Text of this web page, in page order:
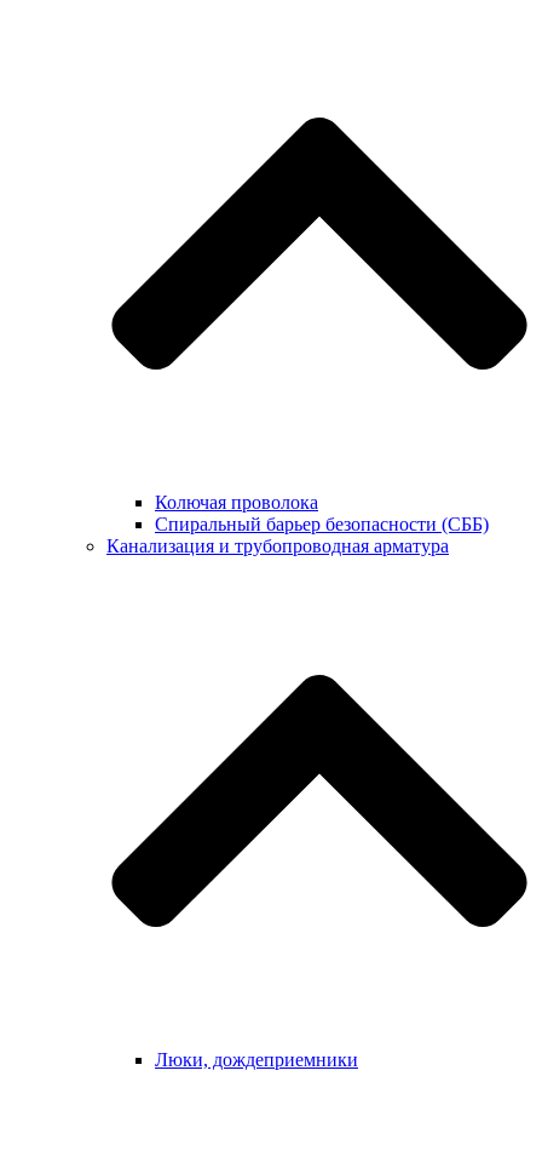
Колючая проволока
Спиральный барьер безопасности (СББ)
Канализация и трубопроводная арматура
Люки, дождеприемники